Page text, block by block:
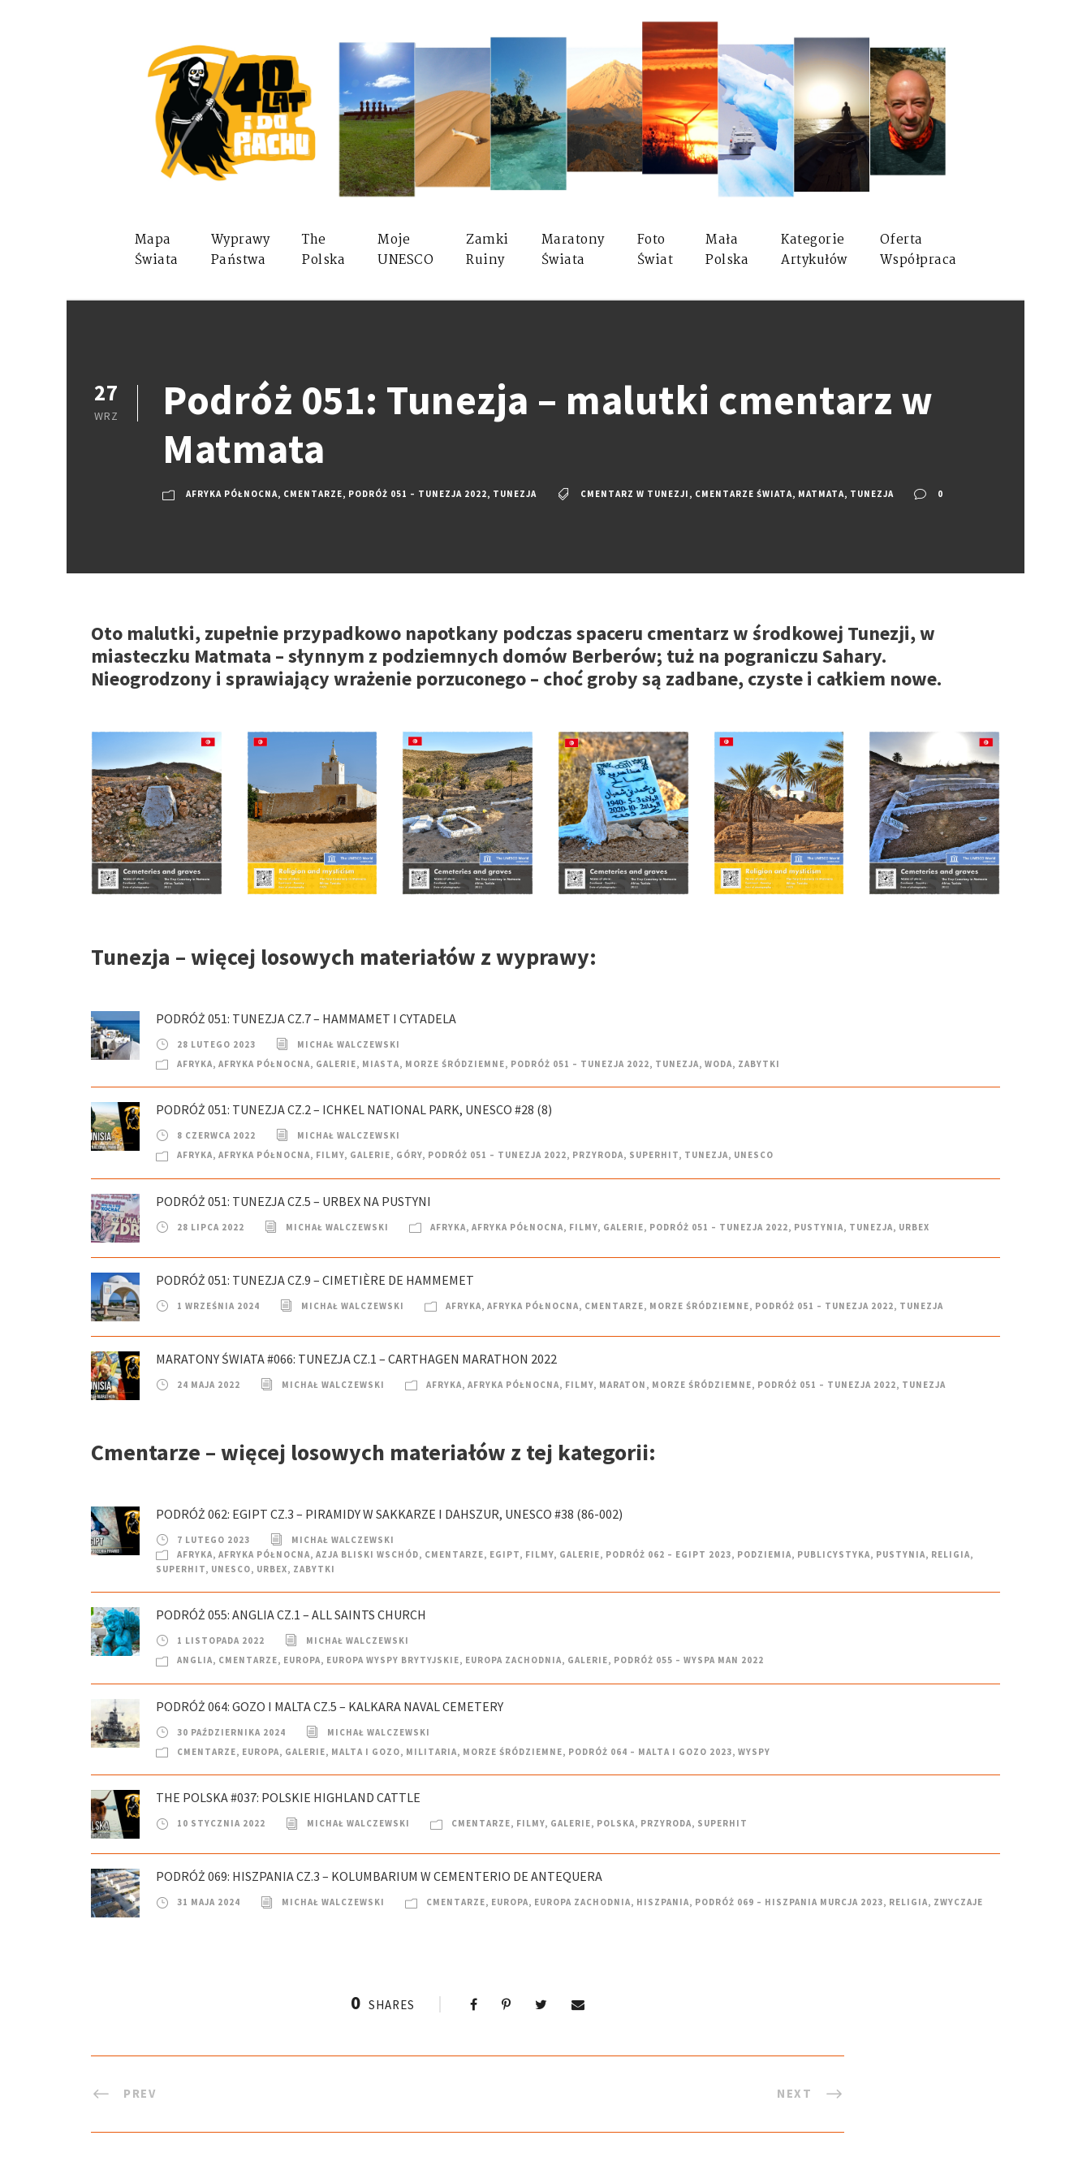
Mapa
Świata
Wyprawy
Państwa
The
Polska
Moje
UNESCO
Zamki
Ruiny
Maratony
Świata
Foto
Świat
Mała
Polska
Kategorie
Artykułów
Oferta
Współpraca
27
WRZ
Podróż 051: Tunezja – malutki cmentarz w
Matmata
AFRYKA PÓŁNOCNA, CMENTARZE, PODRÓŻ 051 – TUNEZJA 2022, TUNEZJA CMENTARZ W TUNEZJI , CMENTARZE ŚWIATA, MATMATA, TUNEZJA 0
Oto malutki, zupełnie przypadkowo napotkany podczas spaceru cmentarz w środkowej Tunezji, w
miasteczku Matmata – słynnym z podziemnych domów Berberów; tuż na pograniczu Sahary.
Nieogrodzony i sprawiający wrażenie porzuconego – choć groby są zadbane, czyste i całkiem nowe.
Tunezja – więcej losowych materiałów z wyprawy:
PODRÓŻ 051: TUNEZJA CZ.7 – HAMMAMET I CYTADELA
28 LUTEGO 2023
MICHAŁ WALCZEWSKI
AFRYKA, AFRYKA PÓŁNOCNA, GALERIE, MIASTA, MORZE ŚRÓDZIEMNE, PODRÓŻ 051 – TUNEZJA 2022, TUNEZJA, WODA, ZABYTKI
PODRÓŻ 051: TUNEZJA CZ.2 – ICHKEL NATIONAL PARK, UNESCO #28 (8)
8 CZERWCA 2022
MICHAŁ WALCZEWSKI
AFRYKA, AFRYKA PÓŁNOCNA, FILMY, GALERIE, GÓRY, PODRÓŻ 051 – TUNEZJA 2022, PRZYRODA, SUPERHIT, TUNEZJA, UNESCO
PODRÓŻ 051: TUNEZJA CZ.5 – URBEX NA PUSTYNI
28 LIPCA 2022 MICHAŁ WALCZEWSKI AFRYKA, AFRYKA PÓŁNOCNA, FILMY, GALERIE, PODRÓŻ 051 – TUNEZJA 2022, PUSTYNIA, TUNEZJA, URBEX
PODRÓŻ 051: TUNEZJA CZ.9 – CIMETIÈRE DE HAMMEMET
1 WRZEŚNIA 2024 MICHAŁ WALCZEWSKI AFRYKA, AFRYKA PÓŁNOCNA, CMENTARZE, MORZE ŚRÓDZIEMNE, PODRÓŻ 051 – TUNEZJA 2022, TUNEZJA
MARATONY ŚWIATA #066: TUNEZJA CZ.1 – CARTHAGEN MARATHON 2022
24 MAJA 2022 MICHAŁ WALCZEWSKI AFRYKA, AFRYKA PÓŁNOCNA, FILMY, MARATON , MORZE ŚRÓDZIEMNE, PODRÓŻ 051 – TUNEZJA 2022, TUNEZJA
Cmentarze – więcej losowych materiałów z tej kategorii:
PODRÓŻ 062: EGIPT CZ.3 – PIRAMIDY W SAKKARZE I DAHSZUR, UNESCO #38 (86-002)
7 LUTEGO 2023
MICHAŁ WALCZEWSKI
AFRYKA, AFRYKA PÓŁNOCNA, AZJA BLISKI WSCHÓD, CMENTARZE, EGIPT, FILMY, GALERIE, PODRÓŻ 062 – EGIPT 2023, PODZIEMIA, PUBLICYSTYKA, PUSTYNIA, RELIGIA,
SUPERHIT, UNESCO, URBEX, ZABYTKI
PODRÓŻ 055: ANGLIA CZ.1 – ALL SAINTS CHURCH
1 LISTOPADA 2022
MICHAŁ WALCZEWSKI
ANGLIA, CMENTARZE, EUROPA, EUROPA WYSPY BRYTYJSKIE, EUROPA ZACHODNIA, GALERIE, PODRÓŻ 055 – WYSPA MAN 2022
PODRÓŻ 064: GOZO I MALTA CZ.5 – KALKARA NAVAL CEMETERY
30 PAŹDZIERNIKA 2024
MICHAŁ WALCZEWSKI
CMENTARZE, EUROPA, GALERIE, MALTA I GOZO, MILITARIA, MORZE ŚRÓDZIEMNE, PODRÓŻ 064 – MALTA I GOZO 2023, WYSPY
THE POLSKA #037: POLSKIE HIGHLAND CATTLE
10 STYCZNIA 2022 MICHAŁ WALCZEWSKI CMENTARZE, FILMY, GALERIE, POLSKA, PRZYRODA, SUPERHIT
PODRÓŻ 069: HISZPANIA CZ.3 – KOLUMBARIUM W CEMENTERIO DE ANTEQUERA
31 MAJA 2024 MICHAŁ WALCZEWSKI CMENTARZE, EUROPA, EUROPA ZACHODNIA, HISZPANIA, PODRÓŻ 069 – HISZPANIA MURCJA 2023, RELIGIA, ZWYCZAJE
0 SHARES
PREV NEXT